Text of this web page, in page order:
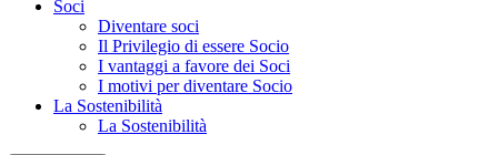
Soci
Diventare soci
Il Privilegio di essere Socio
I vantaggi a favore dei Soci
I motivi per diventare Socio
La Sostenibilità
La Sostenibilità